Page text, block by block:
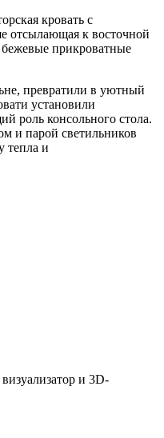
кровать с
отсылающая к восточной
прикроватные
превратили в уютный
установили
роль консольного стола.
и парой светильников
тепла и
и 3D-